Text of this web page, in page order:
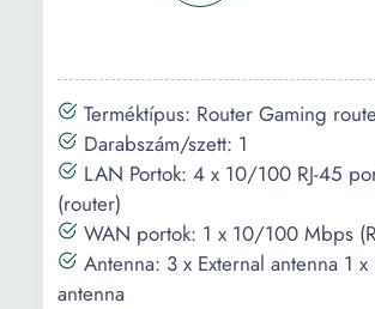
program:
Hosszúság:
218 mm
Magasság:
130 mm
Mélység:
53 mm
Terméktípus: Router Gaming
Darabszám/szett: 1
LAN Portok: 4 x 10/100 RJ-45
(router)
WAN portok: 1 x 10/100 Mbps
Antenna: 3 x External antenna 1 x
antenna